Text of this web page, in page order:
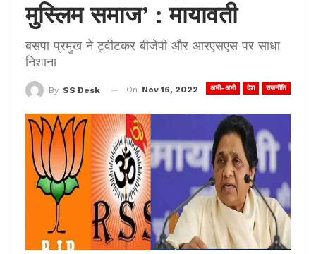
मुस्लिम समाज’ : मायावती
बसपा प्रमुख ने ट्वीटकर बीजेपी और आरएसएस पर साधा
निशाना
अभी-अभी देश राजनीति
By SS Desk On Nov 16, 2022